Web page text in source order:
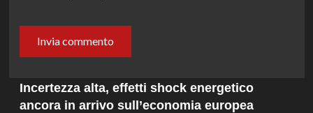
Incertezza alta, effetti shock energetico
ancora in arrivo sull’economia europea